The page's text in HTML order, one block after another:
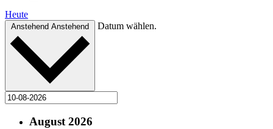
Heute
Anstehend Anstehend Datum wählen.
August 2026